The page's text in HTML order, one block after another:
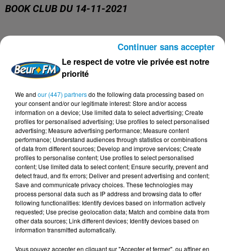
BOOK CLUB DU 14-11-2021
Toute l'actualité littéraire !
DERNIERS PODCASTS
24 juillet 2026
Les Zinformés - 24/07/26
Le respect de votre vie privée est notre
priorité
We and our (447) partnersdo the following data processing based on
your consent and/or our legitimate interest: Store and/or access
information on a device; Use limited data to select advertising; Create
profiles for personalised advertising; Use profiles to select personalised
advertising; Measure advertising performance; Measure content
performance; Understand audiences through statistics or combinations
of data from different sources; Develop and improve services; Create
profiles to personalise content; Use profiles to select personalised
content; Use limited data to select content; Ensure security, prevent and
detect fraud, and fix errors; Deliver and present advertising and content;
Save and communicate privacy choices. These technologies may
process personal data such as IP address and browsing data to offer
following functionalities: Identify devices based on information actively
requested; Use precise geolocation data; Match and combine data from
other data sources; Link different devices; Identify devices based on
information transmitted automatically.
Vous pouvez accepter en cliquant sur "Accepter et fermer", ou affiner en
Continuer sans accepter